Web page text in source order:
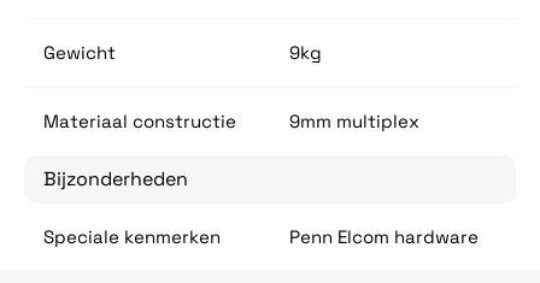
Gewicht 9kg
Materiaal constructie 9mm multiplex
Bijzonderheden
Speciale kenmerken Penn Elcom hardware